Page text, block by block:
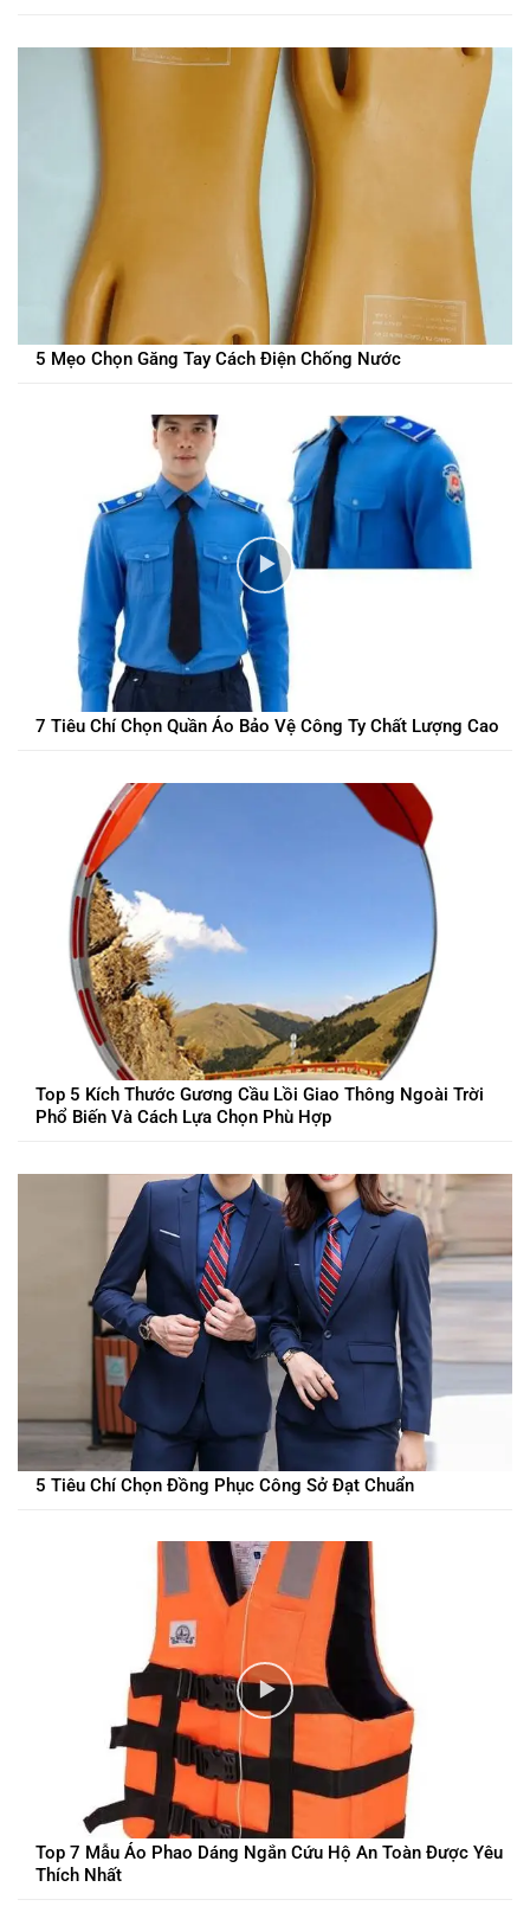
5 Mẹo Chọn Găng Tay Cách Điện Chống Nước
7 Tiêu Chí Chọn Quần Áo Bảo Vệ Công Ty Chất Lượng Cao
Top 5 Kích Thước Gương Cầu Lồi Giao Thông Ngoài Trời
Phổ Biến Và Cách Lựa Chọn Phù Hợp
5 Tiêu Chí Chọn Đồng Phục Công Sở Đạt Chuẩn
Top 7 Mẫu Áo Phao Dáng Ngắn Cứu Hộ An Toàn Được Yêu
Thích Nhất